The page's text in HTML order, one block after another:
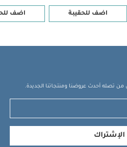
اضف للحقيبة اضف
من تصله أحدث عروضنا ومنتجاتنا الجديدة.
الإشتراك